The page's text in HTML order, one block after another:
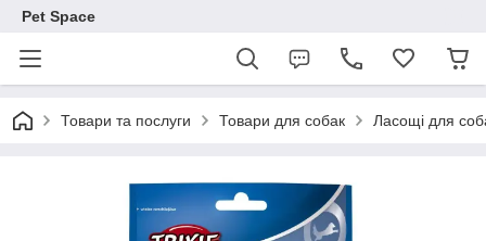
Pet Space
Товари та послуги Товари для собак Ласощі для